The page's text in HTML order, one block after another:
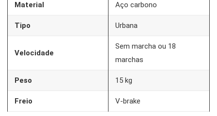
Material Aço carbono
Tipo Urbana
Velocidade
Sem marcha ou 18
marchas
Peso 15 kg
Freio V-brake